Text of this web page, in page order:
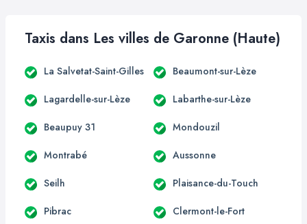
Taxis dans Les villes de Garonne (Haute)
La Salvetat-Saint-Gilles Beaumont-sur-Lèze
Lagardelle-sur-Lèze Labarthe-sur-Lèze
Beaupuy 31 Mondouzil
Montrabé Aussonne
Seilh Plaisance-du-Touch
Pibrac Clermont-le-Fort